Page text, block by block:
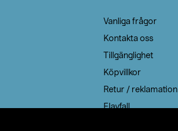
Vanliga frågor
Kontakta oss
Tillgänglighet
Köpvillkor
Retur / reklamation
Elavfall